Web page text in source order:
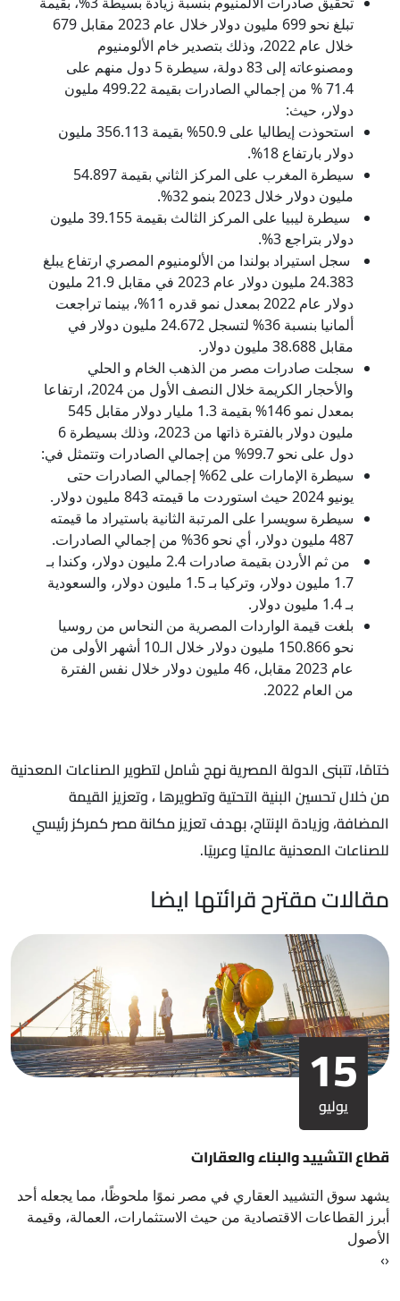
تبلغ نحو 699 مليون دولار خلال عام 2023 مقابل 679
خلال عام 2022، وذلك بتصدير خام الألومنيوم
ومصنوعاته إلى 83 دولة، سيطرة 5 دول منهم على
71.4 % من إجمالي الصادرات بقيمة 499.22 مليون
دولار، حيث:
استحوذت إيطاليا على 50.9% بقيمة 356.113 مليون
دولار بارتفاع 18%.
سيطرة المغرب على المركز الثاني بقيمة 54.897
مليون دولار خلال 2023 بنمو 32%.
سيطرة ليبيا على المركز الثالث بقيمة 39.155 مليون
دولار بتراجع 3%.
سجل استيراد بولندا من الألومنيوم المصري ارتفاع يبلغ
24.383 مليون دولار عام 2023 في مقابل 21.9 مليون
دولار عام 2022 بمعدل نمو قدره 11%، بينما تراجعت
ألمانيا بنسبة 36% لتسجل 24.672 مليون دولار في
مقابل 38.688 مليون دولار.
سجلت صادرات مصر من الذهب الخام و الحلي
والأحجار الكريمة خلال النصف الأول من 2024، ارتفاعا
بمعدل نمو 146% بقيمة 1.3 مليار دولار مقابل 545
مليون دولار بالفترة ذاتها من 2023، وذلك بسيطرة 6
دول على نحو 99.7% من إجمالي الصادرات وتتمثل في:
سيطرة الإمارات على 62% إجمالي الصادرات حتى
يونيو 2024 حيث استوردت ما قيمته 843 مليون دولار.
سيطرة سويسرا على المرتبة الثانية باستيراد ما قيمته
487 مليون دولار، أي نحو 36% من إجمالي الصادرات.
من ثم الأردن بقيمة صادرات 2.4 مليون دولار، وكندا بـ
1.7 مليون دولار، وتركيا بـ 1.5 مليون دولار، والسعودية
بـ 1.4 مليون دولار.
بلغت قيمة الواردات المصرية من النحاس من روسيا
نحو 150.866 مليون دولار خلال الـ10 أشهر الأولى من
عام 2023 مقابل، 46 مليون دولار خلال نفس الفترة
من العام 2022.
ختامًا، تتبنى الدولة المصرية نهج شامل لتطوير الصناعات المعدنية
من خلال تحسين البنية التحتية وتطويرها ، وتعزيز القيمة
المضافة، وزيادة الإنتاج، بهدف تعزيز مكانة مصر كمركز رئيسي
للصناعات المعدنية عالميًا وعربيًا.
مقالات مقترح قرائتها ايضا
15
يوليو
قطاع التشييد والبناء والعقارات
يشهد سوق التشييد العقاري في مصر نموًا ملحوظًا، مما يجعله أحد
أبرز القطاعات الاقتصادية من حيث الاستثمارات، العمالة، وقيمة
الأصول
‹
›